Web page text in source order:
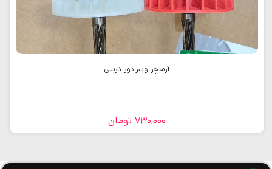
آرمیچر ویبراتور دریلی
730,000 تومان